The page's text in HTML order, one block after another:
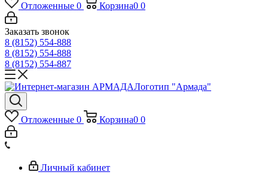
Отложенные 0 Корзина0 0
Заказать звонок
8 (8152) 554-888
8 (8152) 554-888
8 (8152) 554-887
Логотип "Армада"
Отложенные 0 Корзина0 0
Личный кабинет